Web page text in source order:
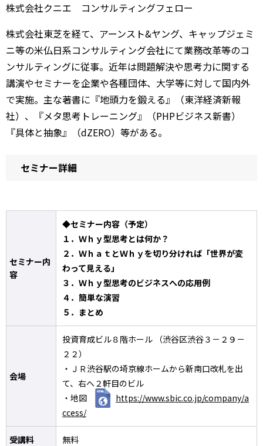
株式会社クニエ コンサルティングフェロー
株式会社東芝を経て、アーンスト&ヤング、キャップジェミ
ニ等の米仏日系コンサルティング会社にて業務改革等のコ
ンサルティングに従事。近年は問題解決や思考力に関する
講演やセミナーを企業や各種団体、大学等に対して国内外
で実施。主な著書に『地頭力を鍛える』（東洋経済新報
社）、『メタ思考トレーニング』（PHPビジネス新書）
『具体と抽象』（dZERO）等がある。
セミナー詳細
セミナー内
容
◆セミナー内容（予定）
１．Ｗｈｙ型思考とは何か？
２．ＷｈａｔとＷｈｙを切り分ければ「世界が変
わって見える」
３．Ｗｈｙ型思考のビジネスへの応用例
４．簡単な演習
５．まとめ
会場
投資育成ビル８階ホール （渋谷区渋谷３－２９－
２２）
・ＪＲ渋谷駅の埼京線ホームから新南口改札を出
て、右へ２軒目のビル
・地図
https://www.sbic.co.jp/company/a
ccess/
受講料 無料